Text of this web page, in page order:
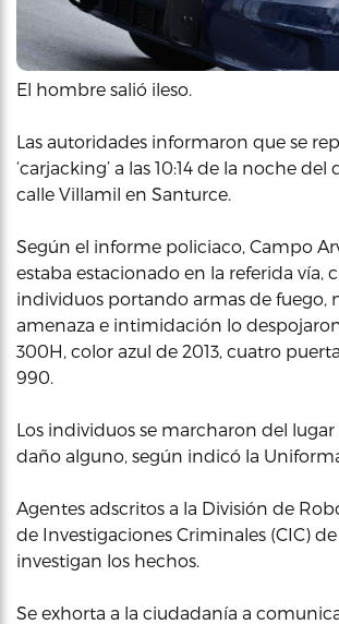
El hombre salió ileso.
Las autoridades informaron que se
‘carjacking’ a las 10:14 de la noche
calle Villamil en Santurce.
Según el informe policiaco, Campo
estaba estacionado en la referida vía,
individuos portando armas de fuego,
amenaza e intimidación lo despojaron
300H, color azul de 2013, cuatro
990.
Los individuos se marcharon del lugar
daño alguno, según indicó la
Agentes adscritos a la División de
de Investigaciones Criminales (CIC)
investigan los hechos.
Se exhorta a la ciudadanía a